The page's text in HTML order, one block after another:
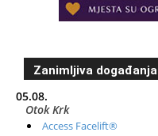
Zanimljiva događanja
05.08.
Otok Krk
Access Facelift®